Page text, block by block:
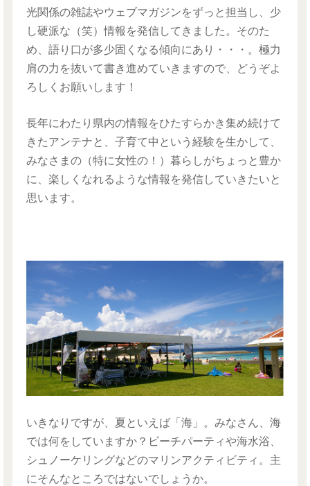
光関係の雑誌やウェブマガジンをずっと担当し、少
し硬派な（笑）情報を発信してきました。そのた
め、語り口が多少固くなる傾向にあり・・・。極力
肩の力を抜いて書き進めていきますので、どうぞよ
ろしくお願いします！
長年にわたり県内の情報をひたすらかき集め続けて
きたアンテナと、子育て中という経験を生かして、
みなさまの（特に女性の！）暮らしがちょっと豊か
に、楽しくなれるような情報を発信していきたいと
思います。
いきなりですが、夏といえば「海」。みなさん、海
では何をしていますか？ビーチパーティや海水浴、
シュノーケリングなどのマリンアクティビティ。主
にそんなところではないでしょうか。